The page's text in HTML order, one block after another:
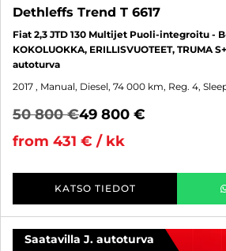
Dethleffs Trend T 6617
Fiat 2,3 JTD 130 Multijet Puoli-integroitu -
KOKOLUOKKA, ERILLISVUOTEET, TRUMA
autoturva
2017 , Manual, Diesel, 74 000 km, Reg. 4,
50 800 €49 800 €
from 431 € / kk
KATSO TIEDOT
Saatavilla J. autoturva